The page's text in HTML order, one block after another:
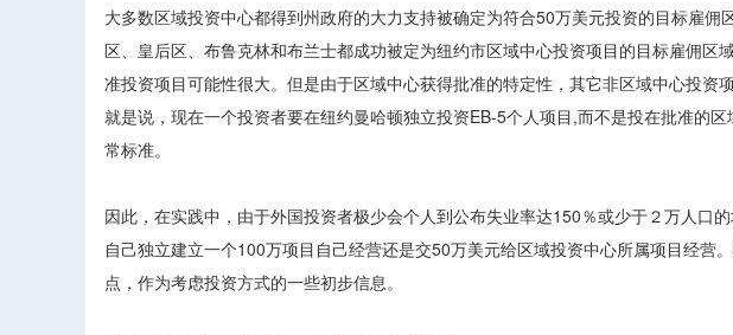
大多数区域投资中心都得到州政府的大力支持被确定为符合50万美元投资的目标雇
区、皇后区、布鲁克林和布兰士都成功被定为纽约市区域中心投资项目的目标雇佣
准投资项目可能性很大。但是由于区域中心获得批准的特定性，其它非区域中心投
就是说，现在一个投资者要在纽约曼哈顿独立投资EB-5个人项目,而不是投在批准的
常标准。
因此，在实践中，由于外国投资者极少会个人到公布失业率达150％或少于２万人口
自己独立建立一个100万项目自己经营还是交50万美元给区域投资中心所属项目经营
点，作为考虑投资方式的一些初步信息。